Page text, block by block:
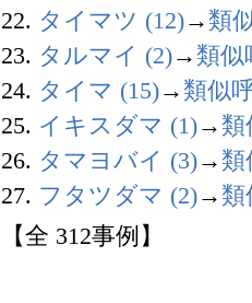
22. タイマツ (12)→ 類
23. タルマイ (2)→ 類似
24. タイマ (15)→ 類似
25. イキスダマ (1)→ 類
26. タマヨバイ (3)→ 類
27. フタツダマ (2)→ 類
【全 312事例】